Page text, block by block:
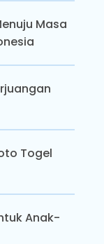
Masa
Togel
Anak-